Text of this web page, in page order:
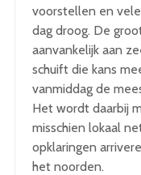
voorstellen en
dag droog. De
aanvankelijk aan
schuift die kans
vanmiddag de
Het wordt daarbij
misschien lokaal
opklaringen
het noorden.